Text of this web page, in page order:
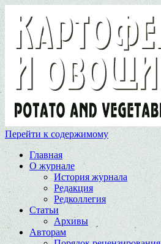
Перейти к содержимому
Главная
О журнале
История журнала
Редакция
Редколлегия
Статьи
Архивы
Авторам